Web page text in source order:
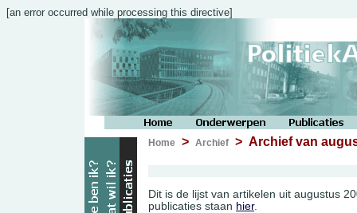
[an error occurred while processing this directive]
Home > Archief > Archief van
Dit is de lijst van artikelen uit augustus
publicaties staan hier.